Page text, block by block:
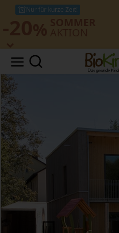
Nur für kurze Zeit!